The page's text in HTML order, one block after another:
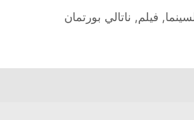
, فيلم, ناتالي بورتمان